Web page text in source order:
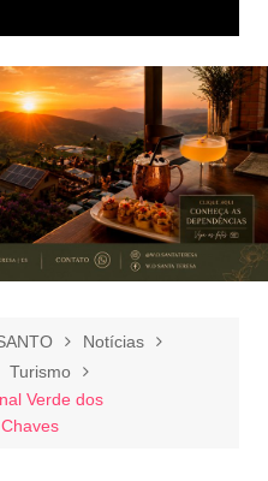
Notícias
Turismo
Verde dos